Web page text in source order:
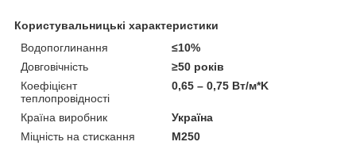
Користувальницькі характеристики
Водопоглинання
≤10%
Довговічність
≥50 років
Коефіцієнт
теплопровідності
0,65 – 0,75 Вт/м*K
Країна виробник
Україна
Міцність на стискання
М250